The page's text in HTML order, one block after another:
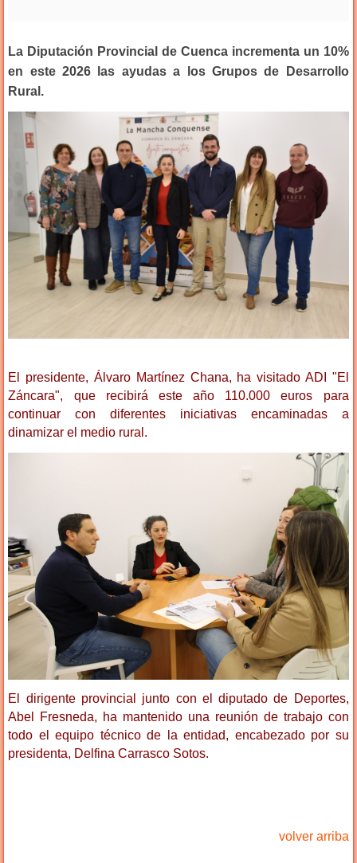
La Diputación Provincial de Cuenca incrementa un 10%
en este 2026 las ayudas a los Grupos de Desarrollo
Rural.
El presidente, Álvaro Martínez Chana, ha visitado ADI "El
Záncara", que recibirá este año 110.000 euros para
continuar con diferentes iniciativas encaminadas a
dinamizar el medio rural.
El dirigente provincial junto con el diputado de Deportes,
Abel Fresneda, ha mantenido una reunión de trabajo con
todo el equipo técnico de la entidad, encabezado por su
presidenta, Delfina Carrasco Sotos.
volver arriba